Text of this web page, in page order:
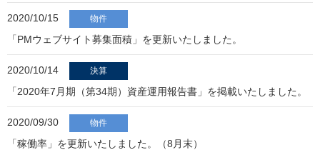
2020/10/15 物件
「PMウェブサイト募集面積」を更新いたしました。
2020/10/14 決算
「2020年7月期（第34期）資産運用報告書」を掲載いたしました。
2020/09/30 物件
「稼働率」を更新いたしました。（8月末）